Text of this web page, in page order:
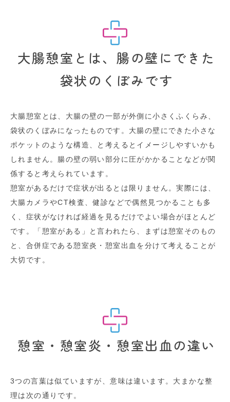
大腸憩室とは、腸の壁にできた
袋状のくぼみです
大腸憩室とは、大腸の壁の一部が外側に小さくふくらみ、
袋状のくぼみになったものです。大腸の壁にできた小さな
ポケットのような構造、と考えるとイメージしやすいかも
しれません。腸の壁の弱い部分に圧がかかることなどが関
係すると考えられています。
憩室があるだけで症状が出るとは限りません。実際には、
大腸カメラやCT検査、健診などで偶然見つかることも多
く、症状がなければ経過を見るだけでよい場合がほとんど
です。「憩室がある」と言われたら、まずは憩室そのもの
と、合併症である憩室炎・憩室出血を分けて考えることが
大切です。
憩室・憩室炎・憩室出血の違い
3つの言葉は似ていますが、意味は違います。大まかな整
理は次の通りです。